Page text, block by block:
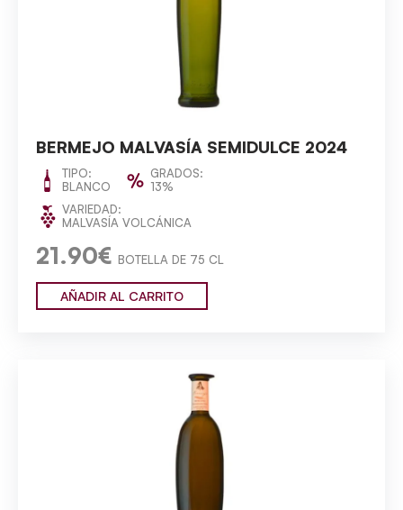
BERMEJO MALVASÍA SEMIDULCE 2024
TIPO:
BLANCO
GRADOS:
13%
VARIEDAD:
MALVASÍA VOLCÁNICA
21.90€ BOTELLA DE 75 CL
AÑADIR AL CARRITO